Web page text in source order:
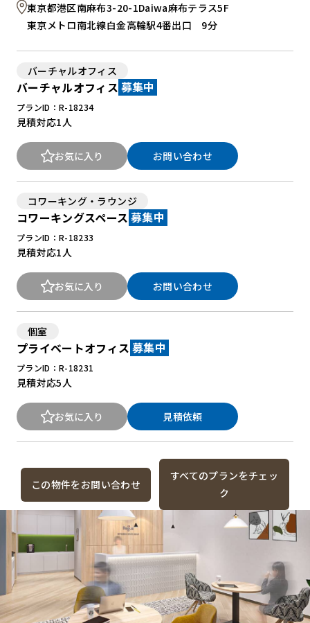
東京都港区南麻布3-20-1Daiwa麻布テラス5F
東京メトロ南北線白金高輪駅4番出口 9分
バーチャルオフィス
バーチャルオフィス 募集中
プランID：R-18234
見積対応1人
お気に入り お問い合わせ
コワーキング・ラウンジ
コワーキングスペース 募集中
プランID：R-18233
見積対応1人
お気に入り お問い合わせ
個室
プライベートオフィス 募集中
プランID：R-18231
見積対応5人
お気に入り 見積依頼
この物件をお問い合わせ
すべてのプランをチェッ
ク